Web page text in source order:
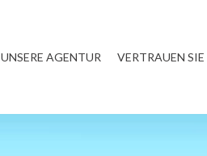
UNSERE AGENTUR VERTRAUEN